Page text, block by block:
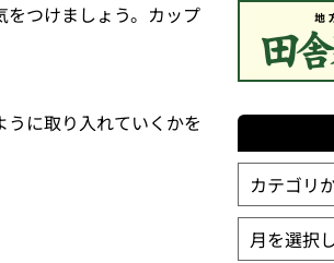
つけましょう。カップ
に取り入れていくかを